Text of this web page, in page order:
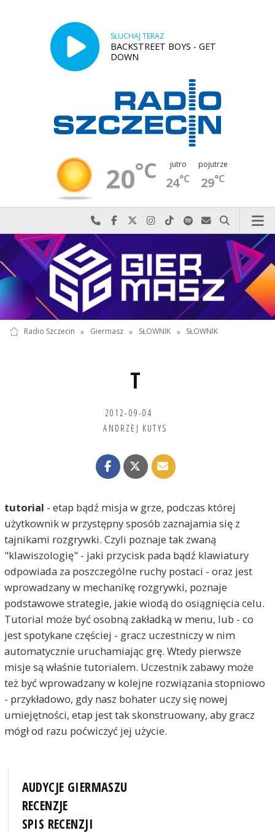
SŁUCHAJ TERAZ
BACKSTREET BOYS - GET
DOWN
20°C jutro
24°C
pojutrze
29°C
Najlepiej po prostu do nas zadzwoń
Odwiedź nas na Facebook-u
Odwiedź nas na X
Odwiedź nas na Instagram-ie
Odwiedź nas na TikTok-u
Szukaj nas na Spotify
Wyślij do nas
Szukaj
Radio Szczecin » Giermasz » SŁOWNIK » SŁOWNIK
T
2012-09-04
ANDRZEJ KUTYS
tutorial - etap bądź misja w grze, podczas której
użytkownik w przystępny sposób zaznajamia się z
tajnikami rozgrywki. Czyli poznaje tak zwaną
"klawiszologię" - jaki przycisk pada bądź klawiatury
odpowiada za poszczególne ruchy postaci - oraz jest
wprowadzany w mechanikę rozgrywki, poznaje
podstawowe strategie, jakie wiodą do osiągnięcia celu.
Tutorial może być osobną zakładką w menu, lub - co
jest spotykane częściej - gracz uczestniczy w nim
automatycznie uruchamiając grę. Wtedy pierwsze
misje są właśnie tutorialem. Uczestnik zabawy może
też być wprowadzany w kolejne rozwiązania stopniowo
- przykładowo, gdy nasz bohater uczy się nowej
umiejętności, etap jest tak skonstruowany, aby gracz
mógł od razu poćwiczyć jej użycie.
AUDYCJE GIERMASZU
RECENZJE
SPIS RECENZJI